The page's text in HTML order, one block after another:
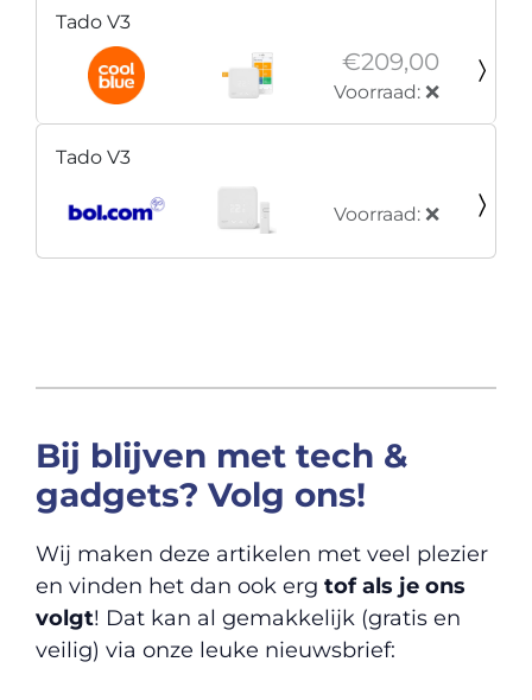
Tado V3
€209,00
Voorraad: ❌
Tado V3
Voorraad: ❌
Bij blijven met tech &
gadgets? Volg ons!
Wij maken deze artikelen met veel plezier
en vinden het dan ook erg tof als je ons
volgt! Dat kan al gemakkelijk (gratis en
veilig) via onze leuke nieuwsbrief: